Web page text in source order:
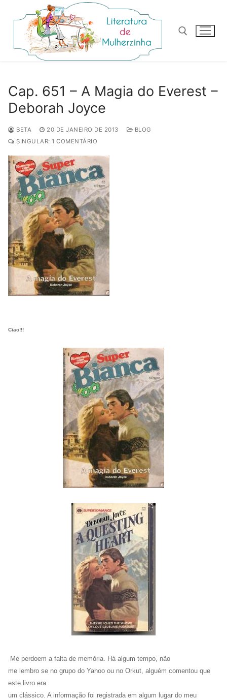
para
conteúdo
Cap. 651 – A Magia do Everest –
Deborah Joyce
BETA 20 DE JANEIRO DE 2013
BLOG
SINGULAR: 1 COMENTÁRIO
Ciao!!!
Me perdoem a falta de memória. Há algum tempo, não
me lembro se no grupo do Yahoo ou no Orkut, alguém comentou que
este livro era
um clássico. A informação foi registrada em algum lugar do meu